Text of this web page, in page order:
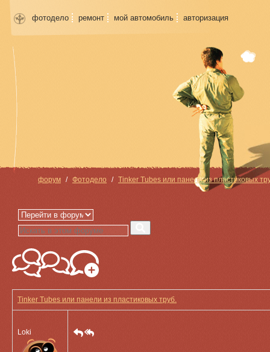
фотодело ремонт мой автомобиль авторизация
форум Фотодело Tinker Tubes или панели из пластиковых
Tinker Tubes или панели из пластиковых труб.
Loki